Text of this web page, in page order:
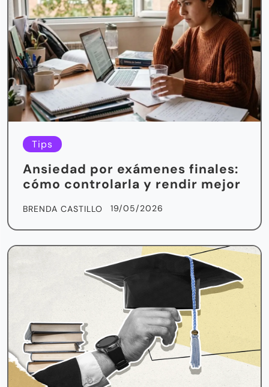
Tips
Ansiedad por exámenes finales:
cómo controlarla y rendir mejor
BRENDA CASTILLO 19/05/2026